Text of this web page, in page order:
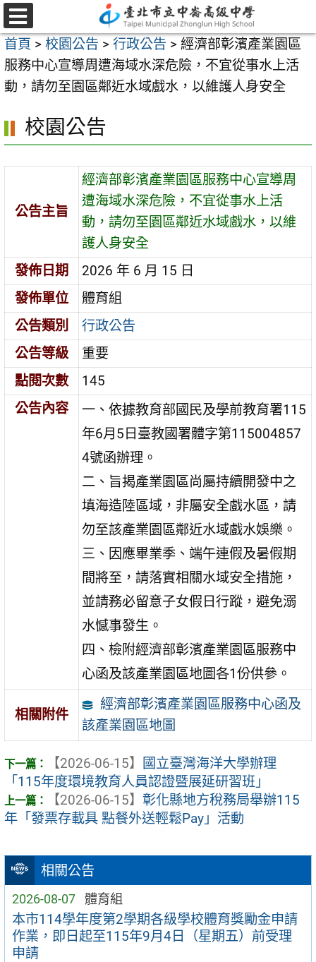
跳
至
主
要
內
區
選
單
首頁 > 校園公告 > 行政公告 > 經濟部彰濱產業園區
服務中心宣導周遭海域水深危險，不宜從事水上活
動，請勿至園區鄰近水域戲水，以維護人身安全
相關公告
2026-08-07 體育組
本市114學年度第2學期各級學校體育獎勵金申請
作業，即日起至115年9月4日（星期五）前受理
申請
校園公告
公告主旨
經濟部彰濱產業園區服務中心宣導周
遭海域水深危險，不宜從事水上活
動，請勿至園區鄰近水域戲水，以維
護人身安全
發佈日期
2026 年 6 月 15 日
發佈單位
體育組
公告類別
行政公告
公告等級
重要
點閱次數
145
公告內容
一、依據教育部國民及學前教育署115
年6月5日臺教國署體字第115004857
4號函辦理。
二、旨揭產業園區尚屬持續開發中之
填海造陸區域，非屬安全戲水區，請
勿至該產業園區鄰近水域戲水娛樂。
三、因應畢業季、端午連假及暑假期
間將至，請落實相關水域安全措施，
並請務必留意子女假日行蹤，避免溺
水憾事發生。
四、檢附經濟部彰濱產業園區服務中
心函及該產業園區地圖各1份供參。
相關附件
經濟部彰濱產業園區服務中心函及
該產業園區地圖
【2026-06-15】
國立臺灣海洋大學辦理
「115年度環境教育人員認證暨展延研習班」
【2026-06-15】 彰化縣地方稅務局舉辦115
年「發票存載具 點餐外送輕鬆Pay」活動